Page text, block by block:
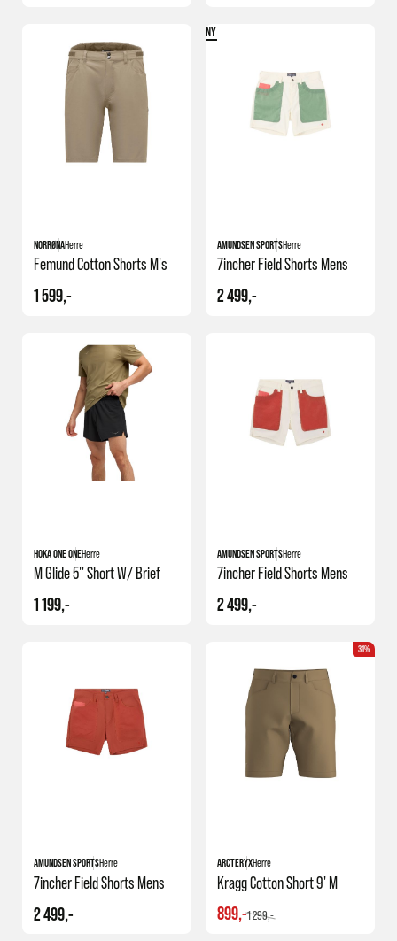
NORRØNAHerre
Femund Cotton Shorts M's
1 599,-
NY
AMUNDSEN SPORTSHerre
7incher Field Shorts Mens
2 499,-
HOKA ONE ONEHerre
M Glide 5'' Short W/ Brief
1 199,-
AMUNDSEN SPORTSHerre
7incher Field Shorts Mens
2 499,-
AMUNDSEN SPORTSHerre
7incher Field Shorts Mens
2 499,-
31%
ARCTERYXHerre
Kragg Cotton Short 9' M
1 299,-
899,-